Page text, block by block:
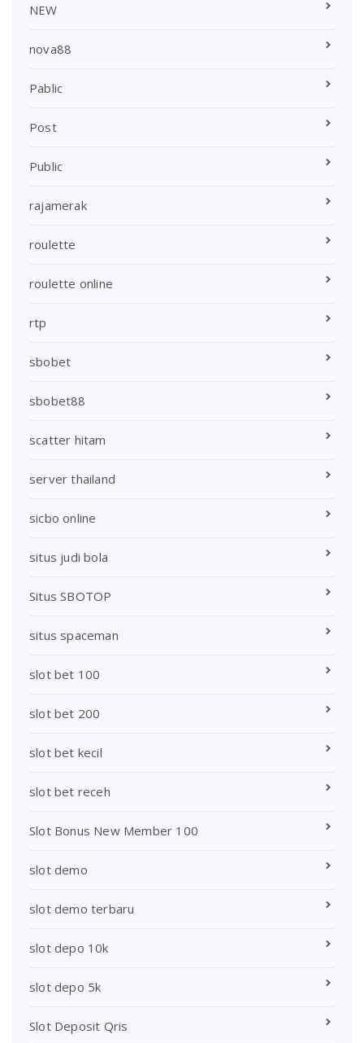
NEW
nova88
Pablic
Post
Public
rajamerak
roulette
roulette online
rtp
sbobet
sbobet88
scatter hitam
server thailand
sicbo online
situs judi bola
Situs SBOTOP
situs spaceman
slot bet 100
slot bet 200
slot bet kecil
slot bet receh
Slot Bonus New Member 100
slot demo
slot demo terbaru
slot depo 10k
slot depo 5k
Slot Deposit Qris